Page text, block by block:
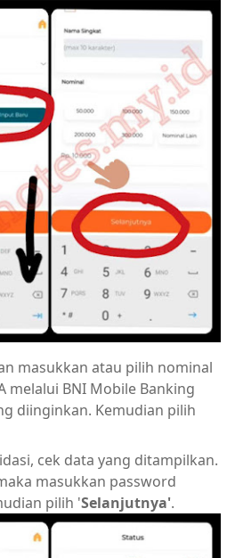
masukkan atau pilih nominal
melalui BNI Mobile Banking
diinginkan. Kemudian pilih
cek data yang ditampilkan.
masukkan password
pilih 'Selanjutnya'.